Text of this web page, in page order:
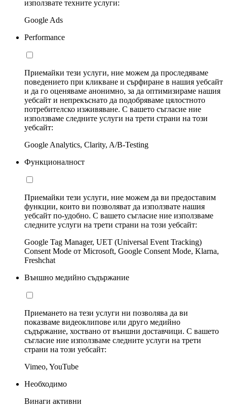
използвате техните услуги:
Google Ads
Performance
Приемайки тези услуги, ние можем да проследяваме
поведението при кликване и сърфиране в нашия уебсайт
и да го оценяваме анонимно, за да оптимизираме нашия
уебсайт и непрекъснато да подобряваме цялостното
потребителско изживяване. С вашето съгласие ние
използваме следните услуги на трети страни на този
уебсайт:
Google Analytics, Clarity, A/B-Testing
Функционалност
Приемайки тези услуги, ние можем да ви предоставим
функции, които ви позволяват да използвате нашия
уебсайт по-удобно. С вашето съгласие ние използваме
следните услуги на трети страни на този уебсайт:
Google Tag Manager, UET (Universal Event Tracking)
Consent Mode от Microsoft, Google Consent Mode, Klarna,
Freshchat
Външно медийно съдържание
Приемането на тези услуги ни позволява да ви
показваме видеоклипове или друго медийно
съдържание, хоствано от външни доставчици. С вашето
съгласие ние използваме следните услуги на трети
страни на този уебсайт:
Vimeo, YouTube
Необходимо
Винаги активни